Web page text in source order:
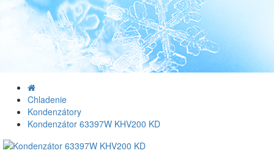
Chladenie
Kondenzátory
Kondenzátor 63397W KHV200 KD